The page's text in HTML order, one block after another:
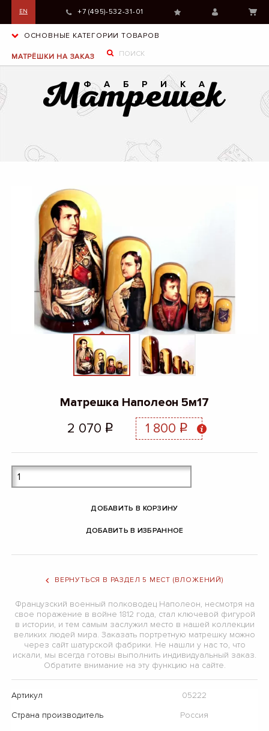
EN +7 (495)-532-31-01
ОСНОВНЫЕ КАТЕГОРИИ ТОВАРОВ
МАТРЁШКИ НА ЗАКАЗ
Матрешка Наполеон 5м17
2 070 q 1 800 q
ДОБАВИТЬ В КОРЗИНУ
ДОБАВИТЬ В ИЗБРАННОЕ
ВЕРНУТЬСЯ В РАЗДЕЛ 5 МЕСТ (ВЛОЖЕНИЙ)
Французский военный полководец Наполеон, несмотря на
свое поражение в войне 1812 года, стал ключевой фигурой
в истории, и тем самым заслужил место в нашей коллекции
великих людей мира. Заказать портретную матрешку можно
через сайт шатурской фабрики. Не нашли у нас то, что
искали, мы всегда готовы выполнить индивидуальный заказ.
Обратите внимание на эту функцию на сайте.
Артикул
05222
Страна производитель
Россия